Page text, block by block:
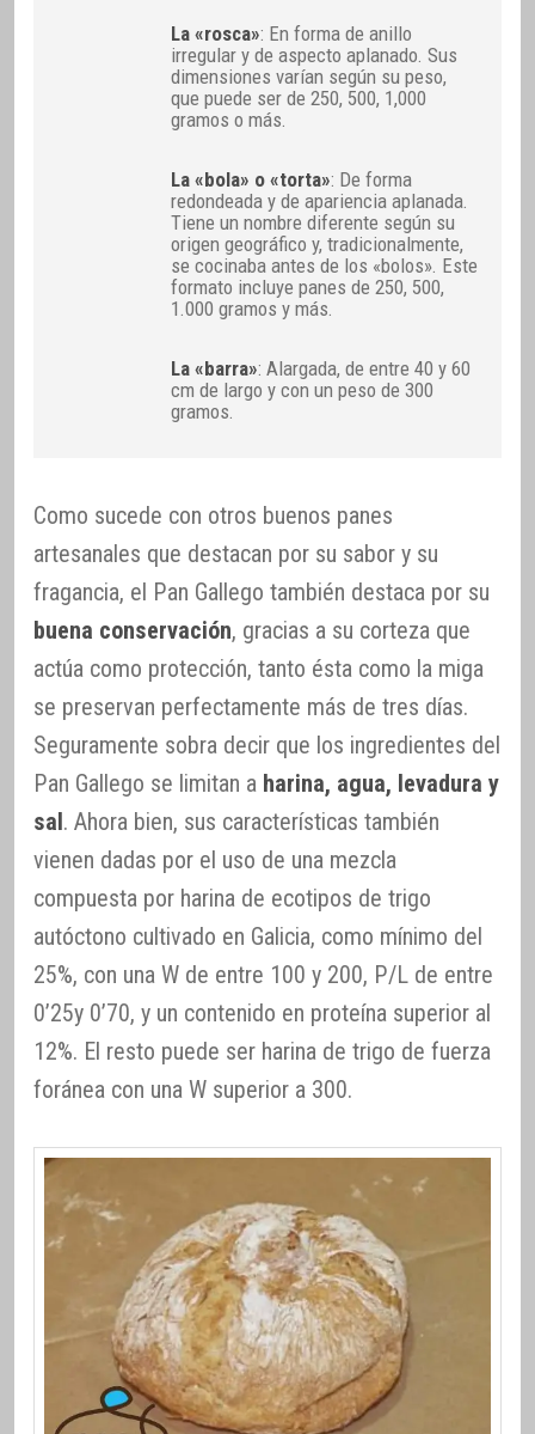
La «rosca»: En forma de anillo
irregular y de aspecto aplanado. Sus
dimensiones varían según su peso,
que puede ser de 250, 500, 1,000
gramos o más.
La «bola» o «torta»: De forma
redondeada y de apariencia aplanada.
Tiene un nombre diferente según su
origen geográfico y, tradicionalmente,
se cocinaba antes de los «bolos». Este
formato incluye panes de 250, 500,
1.000 gramos y más.
La «barra»: Alargada, de entre 40 y 60
cm de largo y con un peso de 300
gramos.
Como sucede con otros buenos panes
artesanales que destacan por su sabor y su
fragancia, el Pan Gallego también destaca por su
buena conservación, gracias a su corteza que
actúa como protección, tanto ésta como la miga
se preservan perfectamente más de tres días.
Seguramente sobra decir que los ingredientes del
Pan Gallego se limitan a harina, agua, levadura y
sal. Ahora bien, sus características también
vienen dadas por el uso de una mezcla
compuesta por harina de ecotipos de trigo
autóctono cultivado en Galicia, como mínimo del
25%, con una W de entre 100 y 200, P/L de entre
0’25y 0’70, y un contenido en proteína superior al
12%. El resto puede ser harina de trigo de fuerza
foránea con una W superior a 300.